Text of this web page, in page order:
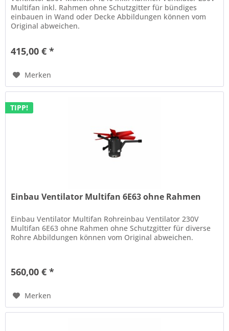
Multifan inkl. Rahmen ohne Schutzgitter für bündiges
einbauen in Wand oder Decke Abbildungen können vom
Original abweichen.
415,00 € *
Merken
TIPP!
Einbau Ventilator Multifan 6E63 ohne Rahmen
Einbau Ventilator Multifan Rohreinbau Ventilator 230V
Multifan 6E63 ohne Rahmen ohne Schutzgitter für diverse
Rohre Abbildungen können vom Original abweichen.
560,00 € *
Merken